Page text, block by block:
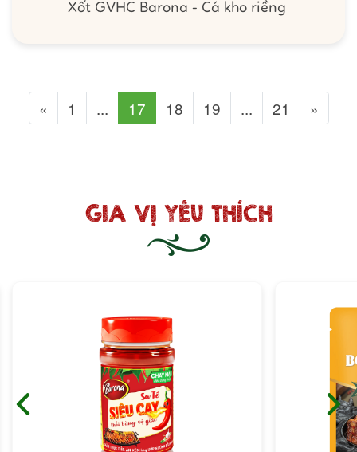
Xốt GVHC Barona - Cá kho riềng
« Previous
1 ... 17 18 19 ... 21 »
GIA VỊ YÊU THÍCH